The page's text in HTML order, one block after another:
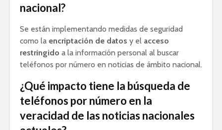
nacional?
Se están implementando medidas de seguridad
como la encriptación de datos y el acceso
restringido a la información personal al buscar
teléfonos por número en noticias de ámbito nacional.
¿Qué impacto tiene la búsqueda de
teléfonos por número en la
veracidad de las noticias nacionales